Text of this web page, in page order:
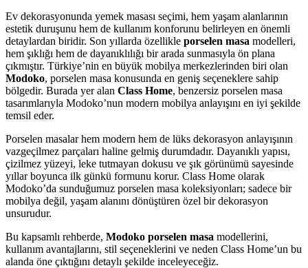
Ev dekorasyonunda yemek masası seçimi, hem yaşam alanlarının
estetik duruşunu hem de kullanım konforunu belirleyen en önemli
detaylardan biridir. Son yıllarda özellikle porselen masa modelleri,
hem şıklığı hem de dayanıklılığı bir arada sunmasıyla ön plana
çıkmıştır. Türkiye’nin en büyük mobilya merkezlerinden biri olan
Modoko, porselen masa konusunda en geniş seçeneklere sahip
bölgedir. Burada yer alan Class Home, benzersiz porselen masa
tasarımlarıyla Modoko’nun modern mobilya anlayışını en iyi şekilde
temsil eder.
Porselen masalar hem modern hem de lüks dekorasyon anlayışının
vazgeçilmez parçaları haline gelmiş durumdadır. Dayanıklı yapısı,
çizilmez yüzeyi, leke tutmayan dokusu ve şık görünümü sayesinde
yıllar boyunca ilk günkü formunu korur. Class Home olarak
Modoko’da sunduğumuz porselen masa koleksiyonları; sadece bir
mobilya değil, yaşam alanını dönüştüren özel bir dekorasyon
unsurudur.
Bu kapsamlı rehberde, Modoko porselen masa modellerini,
kullanım avantajlarını, stil seçeneklerini ve neden Class Home’un bu
alanda öne çıktığını detaylı şekilde inceleyeceğiz.